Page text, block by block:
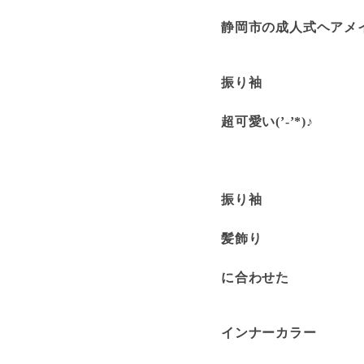
静岡市の成人式ヘアメ
振り袖
超可愛い(’-’*)♪
振り袖
髪飾り
に合わせた
インナーカラー